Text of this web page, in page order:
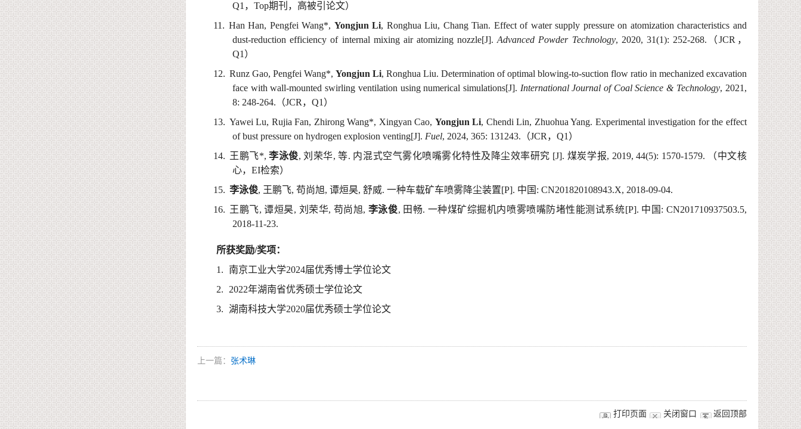
Q1 ，Top期刊， 高被引论文）
11. HanHan, Pengfei Wang*, Yongjun Li, Ronghua Liu, Chang Tian. Effect of water supply pressure on atomization characteristics and
dust-reduction efficiency of internal mixing air atomizing nozzle[J].Advanced Powder Technology, 2020, 31(1): 252-268. （JCR ，
Q1 ）
1 2. RunzGao, Pengfei Wang*, Yongjun Li, Ronghua Liu. Determination of optimal blowing-to-suction flow ratio in mechanized excavation
face with wall-mounted swirling ventilation using numerical simulations[J]. International Journal of Coal Science & Technology, 2021,
8: 248-264. （JCR ，Q1 ）
13. Yawei Lu, Rujia Fan, ZhirongWang*, Xingyan Cao, Yongjun Li, Chendi Lin, Zhuohua Yang. Experimental investigation for the effect
of bust pressure on hydrogen explosion venting[J]. Fuel, 2024, 365: 131243. （JCR ，Q1 ）
14. 王鹏飞*,李泳俊,刘荣华,等. 内混式空气雾化喷嘴雾化特性及降尘效率研究 [J]. 煤炭学报, 2019, 44(5): 1570-1579. （中文核
心，EI检索）
1 5. 李泳俊, 王鹏飞, 苟尚旭, 谭烜昊, 舒威. 一种车载矿车喷雾降尘装置[P]. 中国 : CN201820108943.X, 2018-09-04.
16. 王鹏飞, 谭烜昊, 刘荣华, 苟尚旭, 李泳俊, 田 畅. 一种煤矿综掘机内喷雾喷嘴防堵性能测试系统[P]. 中国 : CN201710937503.5,
2018-11-23.
所获奖励/奖项：
1 . 南京工业大学2024届优秀博士学位论文
2. 2022年湖南省优秀硕士学位论文
3. 湖南科技大学2020届优秀硕士学位论文
上一篇： 张术琳
打印页面 关闭窗口 返回顶部